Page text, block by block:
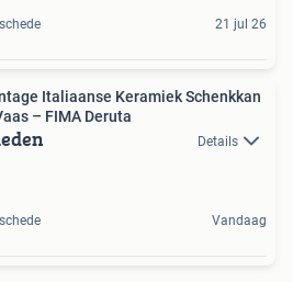
21 jul 26
Italiaanse Keramiek Schenkkan
– FIMA Deruta
Details
Vandaag